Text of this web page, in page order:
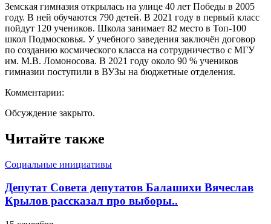
Земская гимназия открылась на улице 40 лет Победы в 2005
году. В ней обучаются 790 детей. В 2021 году в первый класс
пойдут 120 учеников. Школа занимает 82 место в Топ-100
школ Подмосковья. У учебного заведения заключён договор
по созданию космического класса на сотрудничество с МГУ
им. М.В. Ломоносова. В 2021 году около 90 % учеников
гимназии поступили в ВУЗы на бюджетные отделения.
Комментарии:
Обсуждение закрыто.
Читайте также
Социальные инициативы
Депутат Совета депутатов Балашихи Вячеслав
Крылов рассказал про выборы..